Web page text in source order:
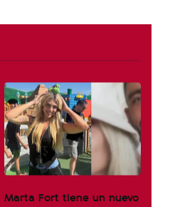
Marta Fort tiene un nuevo